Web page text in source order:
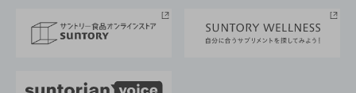
採用情報